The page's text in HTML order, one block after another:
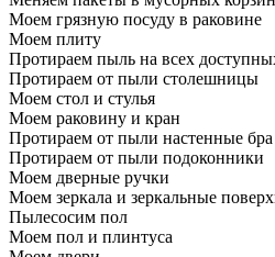
Моем грязную посуду в раковине
Моем плиту
Протираем пыль на всех
Протираем от пыли столешницы
Моем стол и стулья
Моем раковину и кран
Протираем от пыли настенные бра
Протираем от пыли подоконники
Моем дверные ручки
Моем зеркала и зеркальные
Пылесосим пол
Моем пол и плинтуса